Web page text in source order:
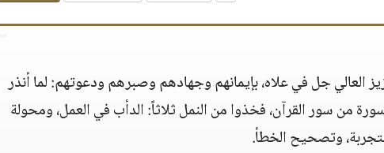
العالي جل في علاه، بإيمانهم وجهادهم وصبرهم ودعوتهم: لما أنذر
سور القرآن، فخذوا من النمل ثلاثاً: الدأب في العمل، ومحولة
وتصحيح الخطأ.